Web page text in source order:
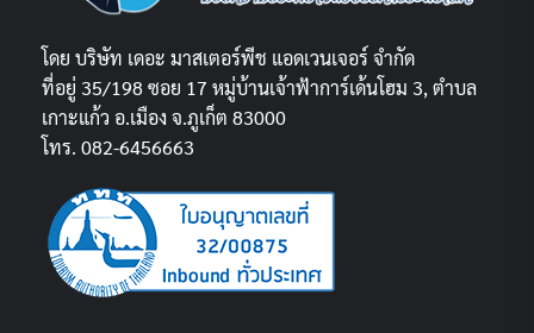
โดย บริษัท เดอะ มาสเตอร์พีช แอดเวนเจอร์ จำกัด
ที่อยู่ 35/198 ซอย 17 หมู่บ้านเจ้าฟ้าการ์เด้นโฮม 3, ตำบล
เกาะแก้ว อ.เมือง จ.ภูเก็ต 83000
โทร. 082-6456663